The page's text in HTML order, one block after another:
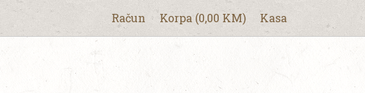
Račun Korpa (0,00 KM) Kasa